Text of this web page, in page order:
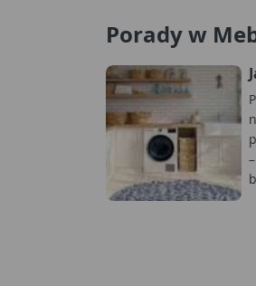
Porady w